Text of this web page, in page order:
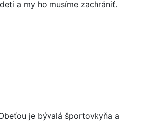
a my ho musíme zachrániť.
je bývalá športovkyňa a